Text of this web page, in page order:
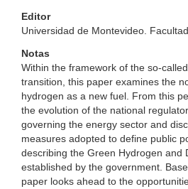
Editor
Universidad de Montevideo.
Notas
Within the framework of the so-
transition, this paper examines the
hydrogen as a new fuel. From this
the evolution of the national
governing the energy sector and
measures adopted to define public
describing the Green Hydrogen and
established by the government.
paper looks ahead to the